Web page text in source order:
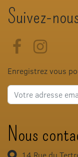
Suivez-
FacebookInstagram
Enregistrez vous
Adresse e-mail
Nous
14 Rue du